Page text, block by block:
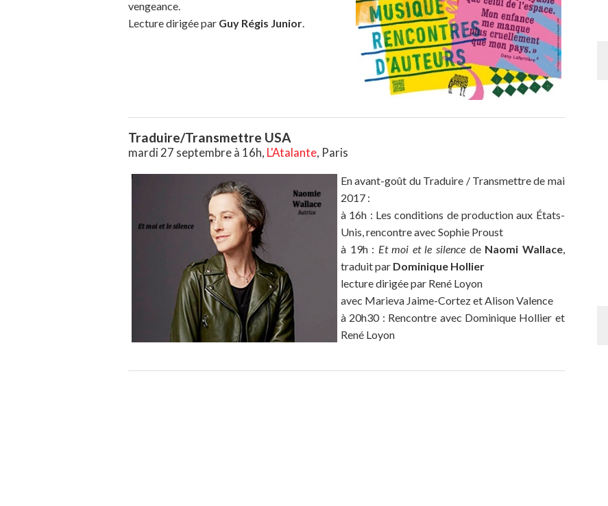
vengeance.
Lecture dirigée par Guy Régis Junior
Traduire/Transmettre USA
mardi 27 septembre à 16h, L'Atalante, Paris
En avant-goût du Traduire / Transmettre de mai
2017 :
à 16h : Les conditions de production aux États-
Unis, rencontre avec Sophie Proust
à 19h : Et moi et le silencede Naomi Wallace,
traduit par Dominique Hollier
lecture dirigée par René Loyon
avec Marieva Jaime-Cortez et Alison Valence
à 20h30 : Rencontre avec Dominique Hollier et
René Loyon